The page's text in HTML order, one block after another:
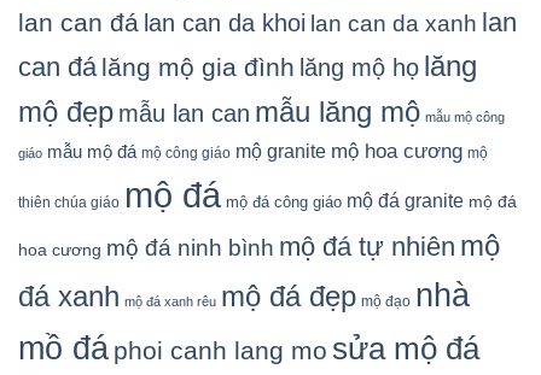
lan can đá lan can da khoi lan can da xanh lan
can đá lăng mộ gia đình lăng mộ họ lăng
mộ đẹp mẫu lan can mẫu lăng mộ mẫu mộ công
giáo mẫu mộ đá mộ công giáo mộ granite mộ hoa cương mộ
thiên chúa giáo mộ đá mộ đá công giáo mộ đá granite mộ đá
hoa cương mộ đá ninh bình mộ đá tự nhiên mộ
đá xanh mộ đá xanh rêu mộ đá đẹp mộ đạo nhà
mồ đá phoi canh lang mo sửa mộ đá